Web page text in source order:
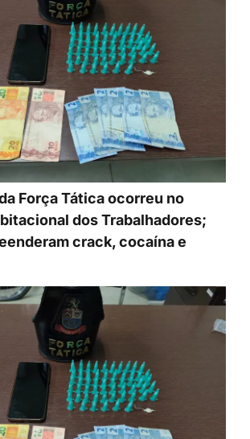
Força Tática ocorreu no
dos Trabalhadores;
crack, cocaína e